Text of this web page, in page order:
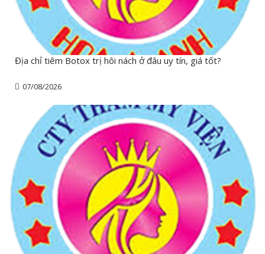
Địa chỉ tiêm Botox trị hôi nách ở đâu uy tín, giá tốt?
07/08/2026